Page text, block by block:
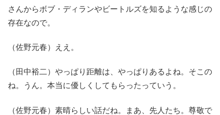
さんからボブ・ディランやビートルズを知るような感じの
存在なので。
（佐野元春）ええ。
（田中裕二）やっぱり距離は、やっぱりあるよね。そこの
ね。うん。本当に優しくしてもらったっていう。
（佐野元春）素晴らしい話だね。まあ、先人たち。尊敬で